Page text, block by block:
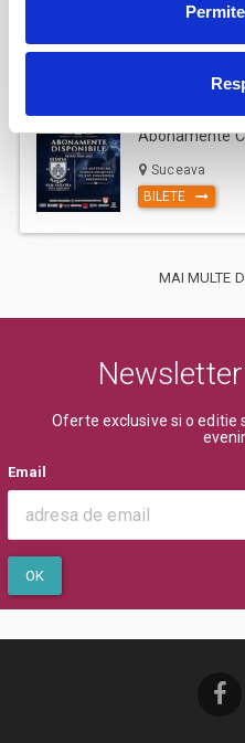
BILETE
Abonamente
Suceava
BILETE
MAI MULTE
Oferte exclusive si o editie
Email
OK